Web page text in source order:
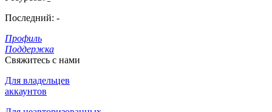
Последний: -
Профиль
Поддержка
Свяжитесь с нами
Для владельцев
аккаунтов